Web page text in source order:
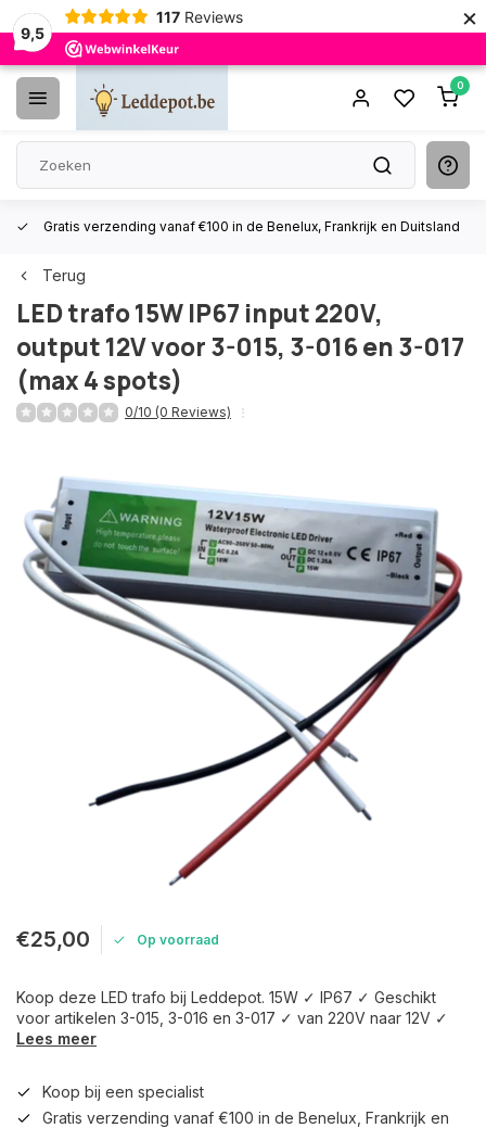
9,5
117 Reviews ×
0
Gratis verzending vanaf €100 in de Benelux, Frankrijk en Duitsland
Terug
LED trafo 15W IP67 input 220V,
output 12V voor 3-015, 3-016 en 3-017
(max 4 spots)
0/10 (0 Reviews)
€25,00 Op voorraad
Koop deze LED trafo bij Leddepot. 15W ✓ IP67 ✓ Geschikt
voor artikelen 3-015, 3-016 en 3-017 ✓ van 220V naar 12V ✓
Lees meer
Koop bij een specialist
Gratis verzending vanaf €100 in de Benelux, Frankrijk en